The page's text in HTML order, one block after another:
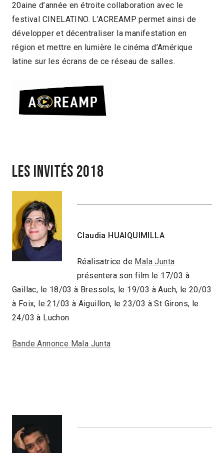
20aine d’année en étroite collaboration avec le
festival CINELATINO. L’ACREAMP permet ainsi de
développer et décentraliser la manifestation en
région et mettre en lumière le cinéma d’Amérique
latine sur les écrans de ce réseau de salles.
Les invités 2018
Claudia HUAIQUIMILLA
Réalisatrice de Mala Junta
présentera son film le 17/03 à
Gaillac, le 18/03 à Bressols, le 19/03 à Auch, le 20/03
à Foix, le 21/03 à Aiguillon, le 23/03 à St Girons, le
24/03 à Luchon
Bande Annonce Mala Junta